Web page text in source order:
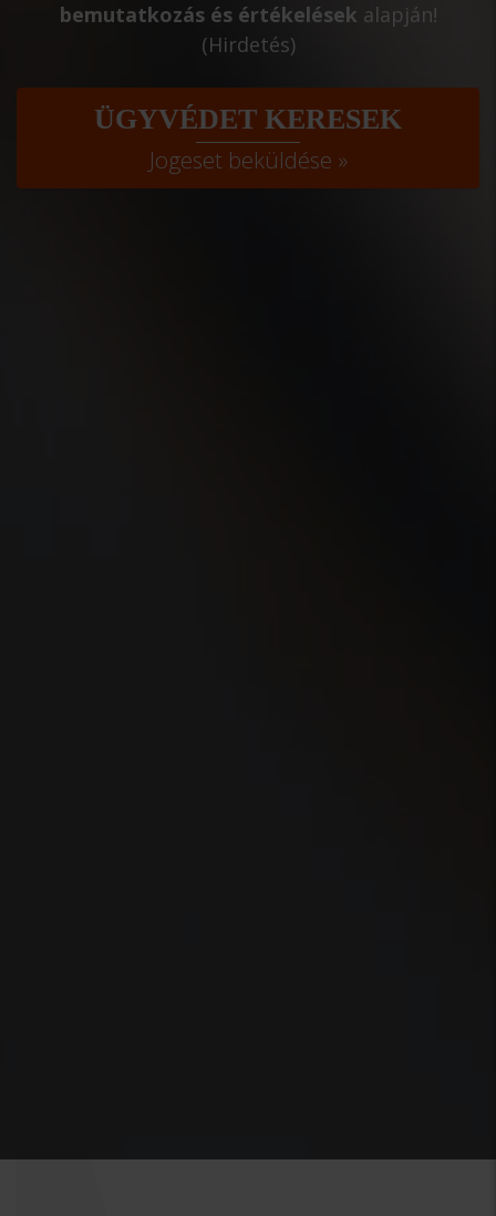
bemutatkozás és értékelések alapján!
(Hirdetés)
ÜGYVÉDET KERESEK
Jogeset beküldése »